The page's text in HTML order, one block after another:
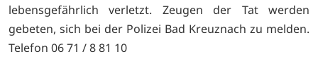
lebensgefährlich verletzt. Zeugen der Tat werden
gebeten, sich bei der Polizei Bad Kreuznach zu melden.
Telefon 06 71 / 8 81 10